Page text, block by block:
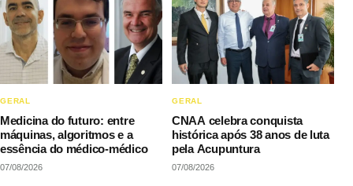
GERAL
Medicina do futuro: entre
máquinas, algoritmos e a
essência do médico-médico
07/08/2026
GERAL
CNAA celebra conquista
histórica após 38 anos de luta
pela Acupuntura
07/08/2026